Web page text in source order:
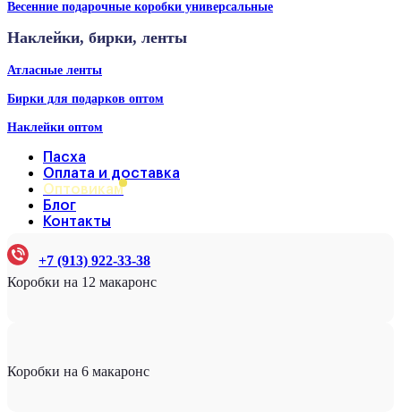
Весенние подарочные коробки универсальные
Наклейки, бирки, ленты
Атласные ленты
Бирки для подарков оптом
Наклейки оптом
Пасха
Оплата и доставка
Оптовикам
Блог
Контакты
+7 (913) 922-33-38
Коробки на 12 макаронс
Коробки на 6 макаронс